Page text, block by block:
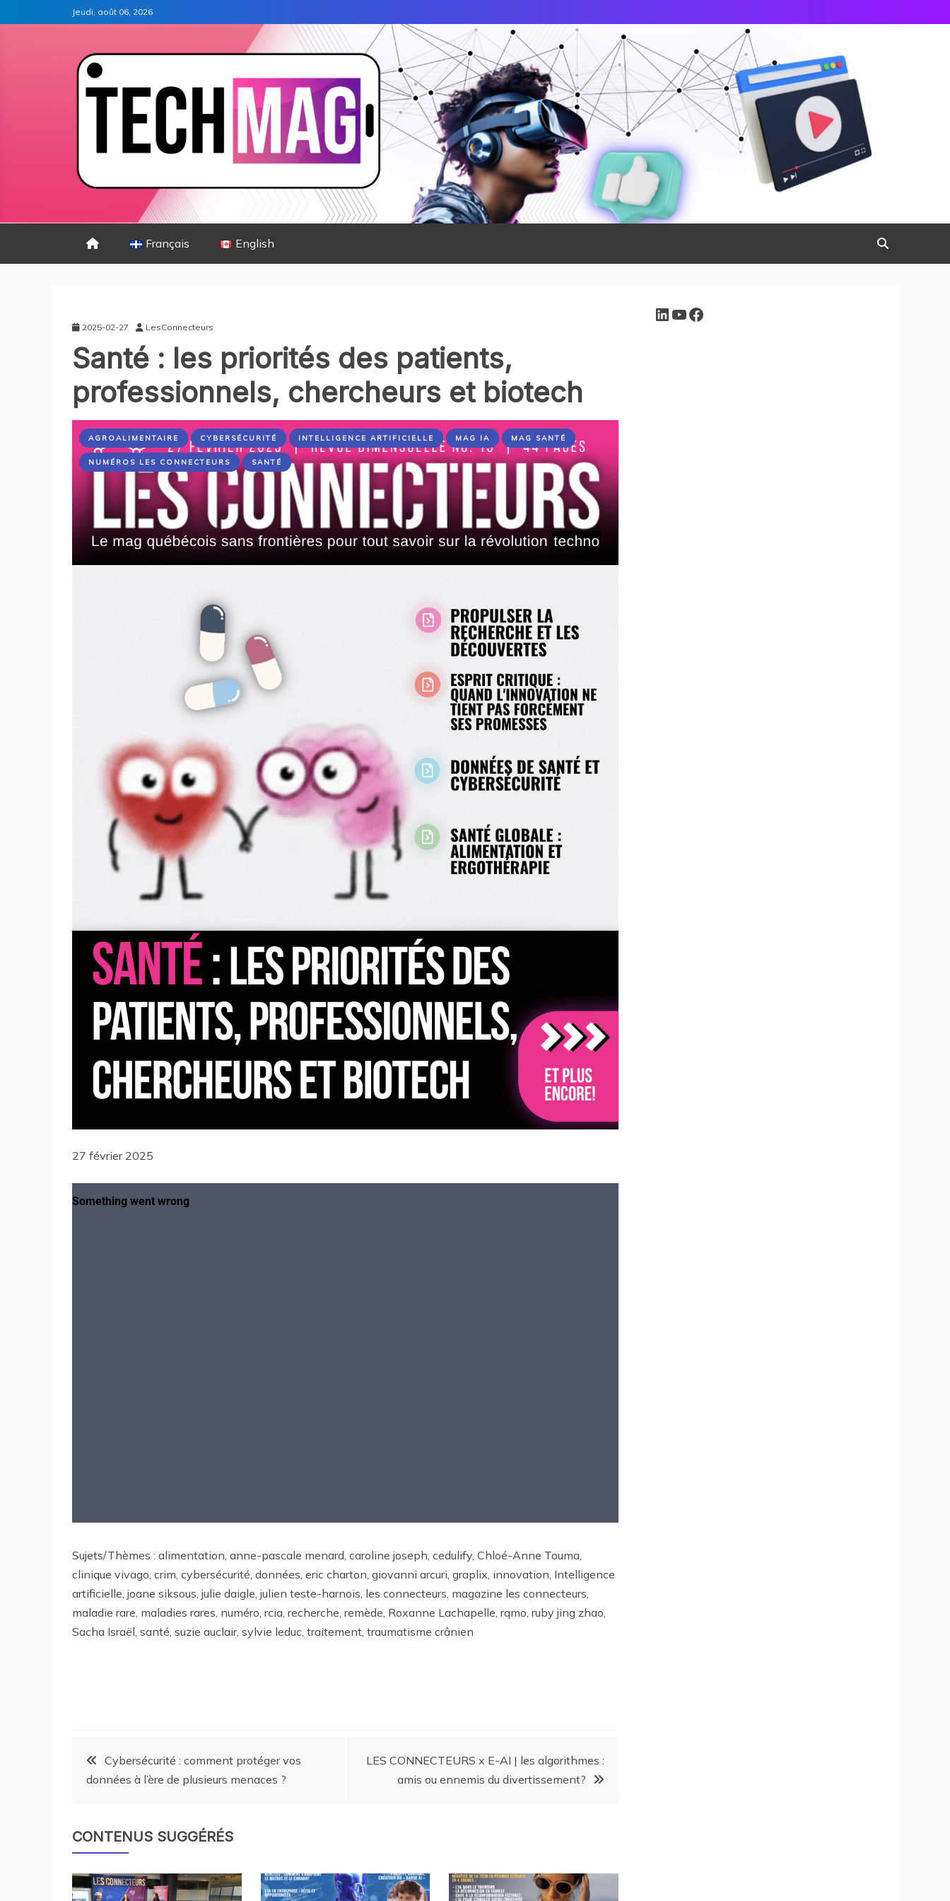
Jeudi, août 06, 2026
Français English
2025-02-27 LesConnecteurs
Santé : les priorités des patients,
professionnels, chercheurs et biotech
AGROALIMENTAIRE CYBERSÉCURITÉ INTELLIGENCE ARTIFICIELLE MAG IA MAG SANTÉ
NUMÉROS LES CONNECTEURS SANTÉ
27 février 2025
Sujets/Thèmes : alimentation, anne-pascale menard, caroline joseph, cedulify, Chloé-Anne Touma,
clinique vivago, crim, cybersécurité, données, eric charton, giovanni arcuri, graplix, innovation, Intelligence
artificielle, joane siksous, julie daigle, julien teste-harnois, les connecteurs, magazine les connecteurs,
maladie rare, maladies rares, numéro, rcia, recherche, remède, Roxanne Lachapelle, rqmo, ruby jing zhao,
Sacha Israël, santé, suzie auclair, sylvie leduc, traitement, traumatisme crânien
Cybersécurité : comment protéger vos
données à l’ère de plusieurs menaces ?
LES CONNECTEURS x E-AI | les algorithmes :
amis ou ennemis du divertissement?
CONTENUS SUGGÉRÉS